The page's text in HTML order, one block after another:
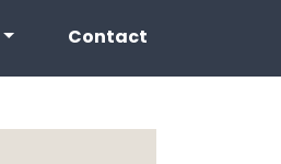
Contact